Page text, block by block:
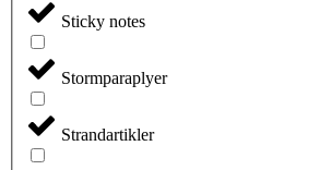
Sticky notes
Stormparaplyer
Strandartikler